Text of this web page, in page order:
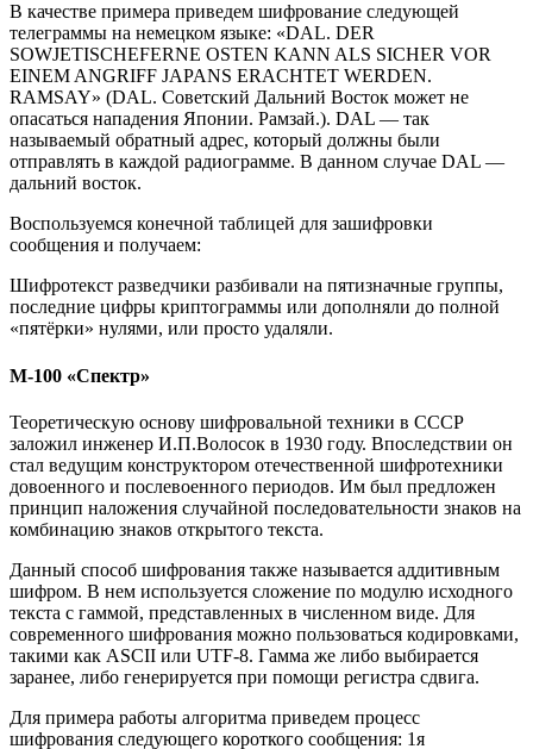
В качестве примера приведем шифрование следующей
телеграммы на немецком языке: «DAL. DER
SOWJETISCHEFERNE OSTEN KANN ALS SICHER VOR
EINEM ANGRIFF JAPANS ERACHTET WERDEN.
RAMSAY» (DAL. Советский Дальний Восток может не
опасаться нападения Японии. Рамзай.). DAL — так
называемый обратный адрес, который должны были
отправлять в каждой радиограмме. В данном случае DAL —
дальний восток.
Воспользуемся конечной таблицей для зашифровки
сообщения и получаем:
Шифротекст разведчики разбивали на пятизначные группы,
последние цифры криптограммы или дополняли до полной
«пятёрки» нулями, или просто удаляли.
М-100 «Спектр»
Теоретическую основу шифровальной техники в СССР
заложил инженер И.П.Волосок в 1930 году. Впоследствии он
стал ведущим конструктором отечественной шифротехники
довоенного и послевоенного периодов. Им был предложен
принцип наложения случайной последовательности знаков на
комбинацию знаков открытого текста.
Данный способ шифрования также называется аддитивным
шифром. В нем используется сложение по модулю исходного
текста с гаммой, представленных в численном виде. Для
современного шифрования можно пользоваться кодировками,
такими как ASCII или UTF-8. Гамма же либо выбирается
заранее, либо генерируется при помощи регистра сдвига.
Для примера работы алгоритма приведем процесс
шифрования следующего короткого сообщения: 1я